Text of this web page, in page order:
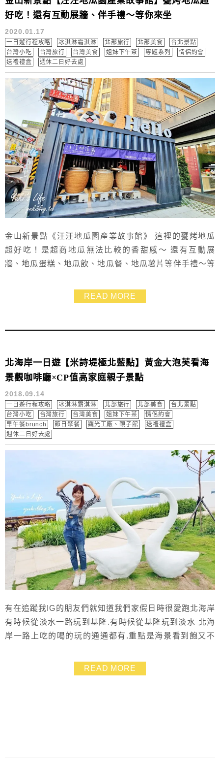
好吃！還有互動展牆、伴手禮～等你來坐
2020.01.17
一日遊行程攻略 冰淇淋霜淇淋 北部旅行 北部美食
台北景點
台灣小吃
台灣旅行 台灣美食 姐妹下午茶 專題系列
情侶約會
送禮禮盒
週休二日好去處
金山新景點《汪汪地瓜園產業故事館》 這裡的甕烤地瓜
超好吃！是超商地瓜無法比較的香甜感～ 還有互動展
牆、地瓜蛋糕、地瓜飲、地瓜餐、地瓜薯片等伴手禮～等
READ MORE
北海岸一日遊【米詩堤極北藍點】黃金大泡芙看海
景觀咖啡廳×CP值高家庭親子景點
2018.09.14
一日遊行程攻略 冰淇淋霜淇淋 北部旅行 北部美食
台北景點
台灣小吃
台灣旅行 台灣美食 姐妹下午茶
情侶約會
早午餐brunch
節日聚餐 觀光工廠、親子館
送禮禮盒
週休二日好去處
有在追蹤我IG的朋友們就知道我們家假日時很愛跑北海岸
有時候從淡水一路玩到基隆.有時候從基隆玩到淡水 北海
岸一路上吃的喝的玩的通通都有.重點是海景看到飽又不
玩.也很愛跟家人同遊~親近大自然 這次要介紹的「米詩堤
極北藍點」也是一間CP值很高.便宜又好吃又漂亮的北海
READ MORE